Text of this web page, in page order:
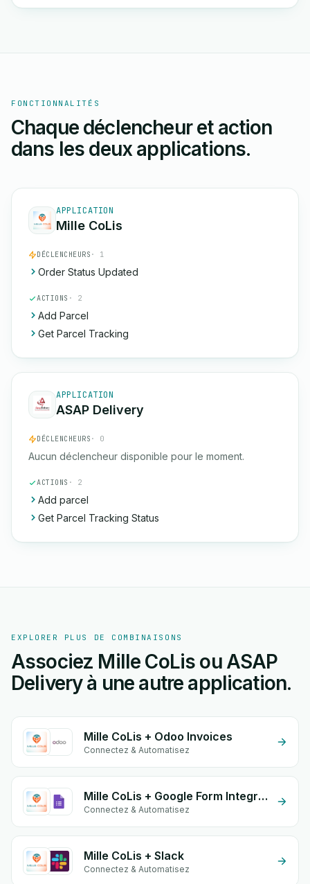
FONCTIONNALITÉS
Chaque déclencheur et action
dans les deux applications.
APPLICATION
Mille CoLis
DÉCLENCHEURS · 1
Order Status Updated
ACTIONS · 2
Add Parcel
Get Parcel Tracking
APPLICATION
ASAP Delivery
DÉCLENCHEURS · 0
Aucun déclencheur disponible pour le moment.
ACTIONS · 2
Add parcel
Get Parcel Tracking Status
EXPLORER PLUS DE COMBINAISONS
Associez Mille CoLis ou ASAP
Delivery à une autre application.
Mille CoLis + Odoo Invoices
Connectez & Automatisez
Mille CoLis + Google Form Integration
Connectez & Automatisez
Mille CoLis + Slack
Connectez & Automatisez